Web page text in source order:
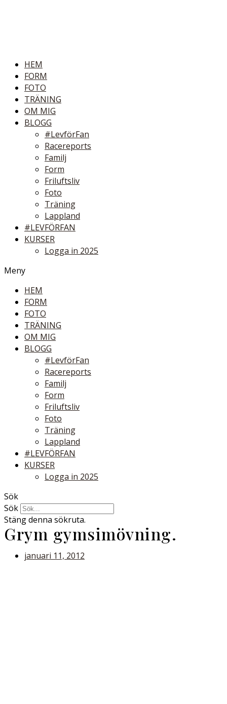
HEM
FORM
FOTO
TRÄNING
OM MIG
BLOGG
#LevförFan
Racereports
Familj
Form
Friluftsliv
Foto
Träning
Lappland
#LEVFÖRFAN
KURSER
Logga in 2025
Meny
HEM
FORM
FOTO
TRÄNING
OM MIG
BLOGG
#LevförFan
Racereports
Familj
Form
Friluftsliv
Foto
Träning
Lappland
#LEVFÖRFAN
KURSER
Logga in 2025
Sök
Sök
Stäng denna sökruta.
Grym gymsimövning.
januari 11, 2012